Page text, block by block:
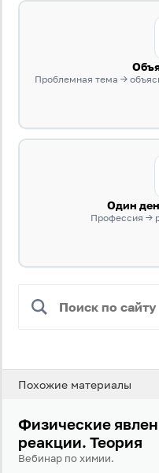
Логин
Проблемная тема →
Один
Профессия →
Похожие материалы
Физические
реакции. Теория
Вебинар по химии.